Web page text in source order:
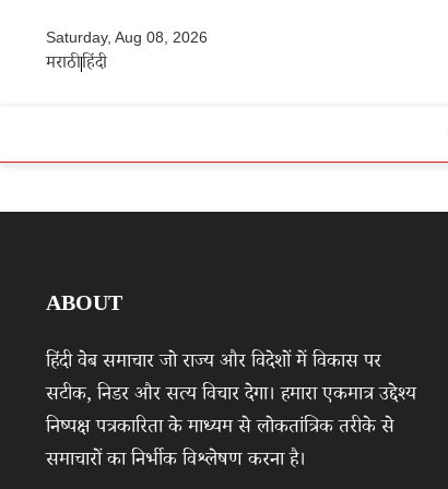
Saturday, Aug 08, 2026
मराठीहिंदी
ABOUT
हिंदी वेब समाचार जो राज्य और विदेशों में विकास पर
सटीक, निडर और सत्य विचार देगा। हमारा एकमात्र उद्देश्य
निष्पक्ष पत्रकारिता के माध्यम से लोकतांत्रिक तरीके से
समाचारों का निर्भीक विश्लेषण करना है।